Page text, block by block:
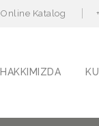
Online Katalog
HAKKIMIZDA